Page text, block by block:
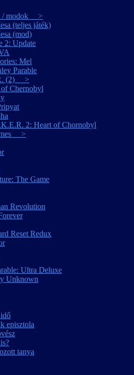
/ modok >
(teljes játék)
(mod)
2: Update
Mel
Parable
(2) >
Chernobyl
2: Heart of Chornobyl
>
The Game
Revolution
Reset Redux
Ultra Deluxe
Unknown
episztola
tanya